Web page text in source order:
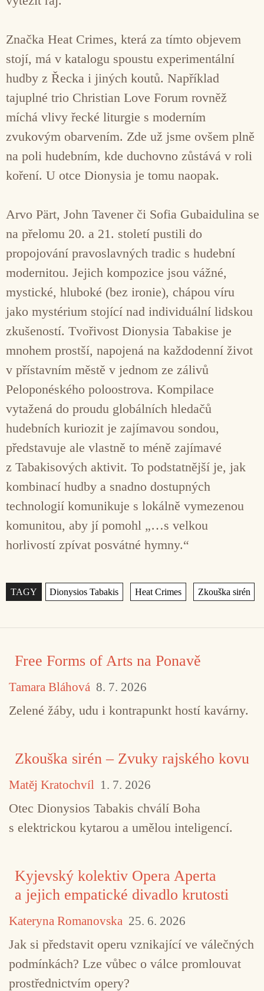
Značka Heat Crimes, která za tímto objevem
stojí, má v katalogu spoustu experimentální
hudby z Řecka i jiných koutů. Například
tajuplné trio Christian Love Forum rovněž
míchá vlivy řecké liturgie s moderním
zvukovým obarvením. Zde už jsme ovšem plně
na poli hudebním, kde duchovno zůstává v roli
koření. U otce Dionysia je tomu naopak.
Arvo Pärt, John Tavener či Sofia Gubaidulina se
na přelomu 20. a 21. století pustili do
propojování pravoslavných tradic s hudební
modernitou. Jejich kompozice jsou vážné,
mystické, hluboké (bez ironie), chápou víru
jako mystérium stojící nad individuální lidskou
zkušeností. Tvořivost Dionysia Tabakise je
mnohem prostší, napojená na každodenní život
v přístavním městě v jednom ze zálivů
Peloponéského poloostrova. Kompilace
vytažená do proudu globálních hledačů
hudebních kuriozit je zajímavou sondou,
představuje ale vlastně to méně zajímavé
z Tabakisových aktivit. To podstatnější je, jak
kombinací hudby a snadno dostupných
technologií komunikuje s lokálně vymezenou
komunitou, aby jí pomohl „…s velkou
horlivostí zpívat posvátné hymny.“
Štítky
Free Forms of Arts na Ponavě
Tamara Bláhová 8. 7. 2026
Zelené žáby, udu i kontrapunkt hostí kavárny.
Zkouška sirén – Zvuky rajského kovu
Matěj Kratochvíl 1. 7. 2026
Otec Dionysios Tabakis chválí Boha
s elektrickou kytarou a umělou inteligencí.
Kyjevský kolektiv Opera Aperta
a jejich empatické divadlo krutosti
Kateryna Romanovska 25. 6. 2026
Jak si představit operu vznikající ve válečných
podmínkách? Lze vůbec o válce promlouvat
prostřednictvím opery?